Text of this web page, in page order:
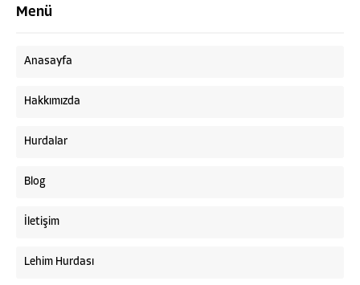
Menü
Anasayfa
Hakkımızda
Hurdalar
Blog
İletişim
Lehim Hurdası